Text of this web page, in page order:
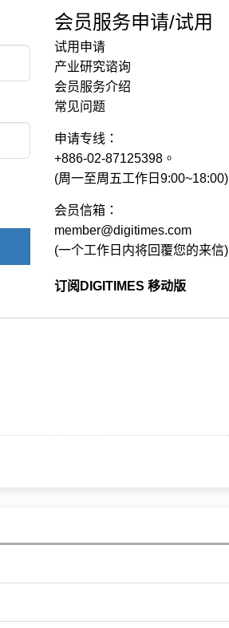
会员服务申请/试用
试用申请
产业研究谘询
会员服务介绍
常见问题
申请专线：
+886-02-87125398。
(周一至周五工作日9:00~18:00)
会员信箱：
member@digitimes.com
(一个工作日内将回覆您的来信)
订阅DIGITIMES 移动版